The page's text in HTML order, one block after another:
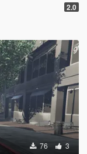
2.0
76 3